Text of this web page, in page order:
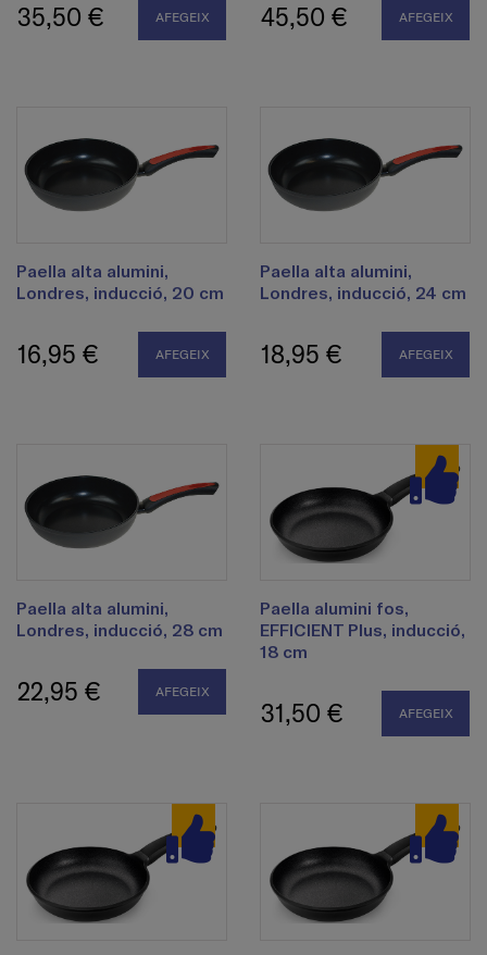
35,50 € AFEGEIX 45,50 € AFEGEIX
Paella alta alumini,
Londres, inducció, 20 cm
16,95 € AFEGEIX
Paella alta alumini,
Londres, inducció, 24 cm
18,95 € AFEGEIX
Paella alta alumini,
Londres, inducció, 28 cm
22,95 € AFEGEIX
Paella alumini fos,
EFFICIENT Plus, inducció,
18 cm
31,50 € AFEGEIX